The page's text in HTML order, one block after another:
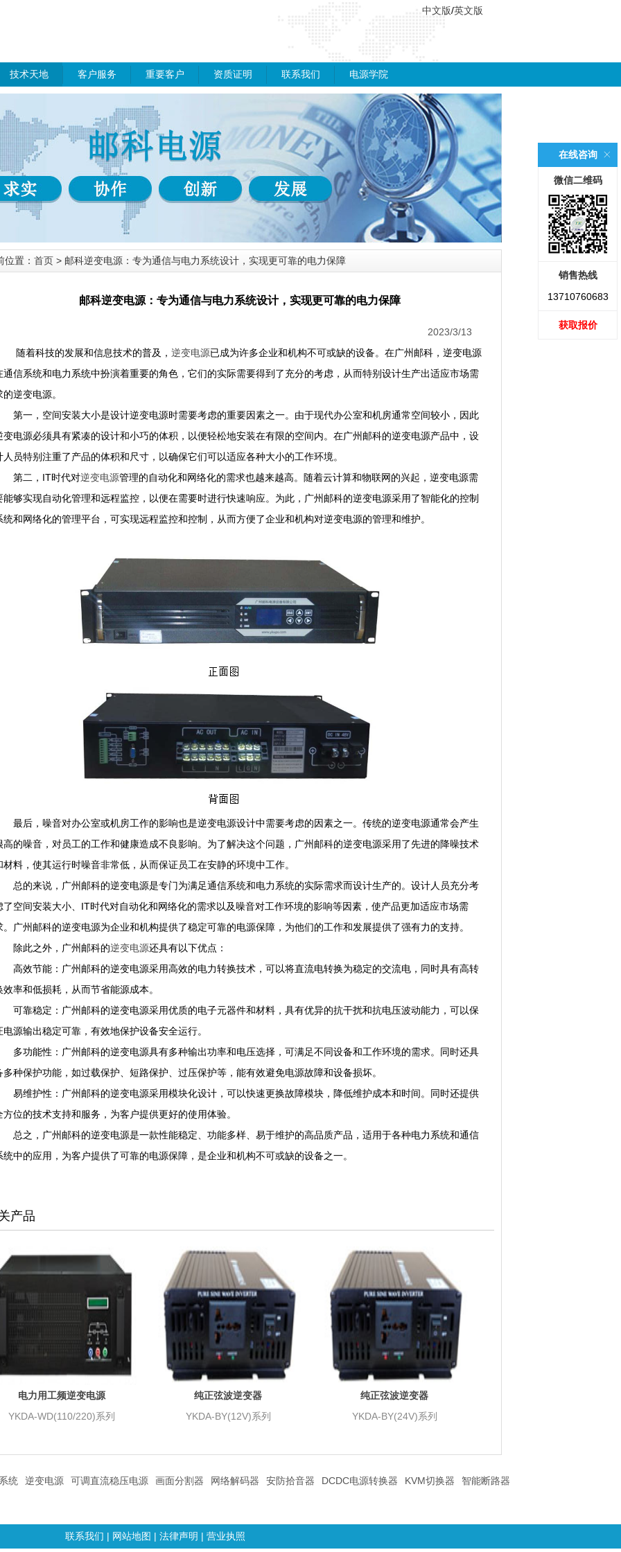
中文版/英文版
技术天地 客户服务 重要客户 资质证明 联系我们 电源学院
位置： 首页 > 邮科逆变电源：专为通信与电力系统设计，实现更可靠的电力保障
邮科逆变电源：专为通信与电力系统设计，实现更可靠的电力保障
2023/3/13
着科技的发展和信息技术的普及， 逆变电源已成为许多企业和机构不可或缺的设备。在广州邮科，逆变电源
通信系统和电力系统中扮演着重要的角色，它们的实际需要得到了充分的考虑，从而特别设计生产出适应市场需
的逆变电源。
一，空间安装大小是设计逆变电源时需要考虑的重要因素之一。由于现代办公室和机房通常空间较小，因此
变电源必须具有紧凑的设计和小巧的体积，以便轻松地安装在有限的空间内。在广州邮科的逆变电源产品中，设
人员特别注重了产品的体积和尺寸，以确保它们可以适应各种大小的工作环境。
二，IT时代对逆变电源管理的自动化和网络化的需求也越来越高。随着云计算和物联网的兴起，逆变电源需
能够实现自动化管理和远程监控，以便在需要时进行快速响应。为此，广州邮科的逆变电源采用了智能化的控制
统和网络化的管理平台，可实现远程监控和控制，从而方便了企业和机构对逆变电源的管理和维护。
后，噪音对办公室或机房工作的影响也是逆变电源设计中需要考虑的因素之一。传统的逆变电源通常会产生
高的噪音，对员工的工作和健康造成不良影响。为了解决这个问题，广州邮科的逆变电源采用了先进的降噪技术
材料，使其运行时噪音非常低，从而保证员工在安静的环境中工作。
的来说，广州邮科的逆变电源是专门为满足通信系统和电力系统的实际需求而设计生产的。设计人员充分考
了空间安装大小、IT时代对自动化和网络化的需求以及噪音对工作环境的影响等因素，使产品更加适应市场需
。广州邮科的逆变电源为企业和机构提供了稳定可靠的电源保障，为他们的工作和发展提供了强有力的支持。
此之外，广州邮科的逆变电源还具有以下优点：
效节能：广州邮科的逆变电源采用高效的电力转换技术，可以将直流电转换为稳定的交流电，同时具有高转
效率和低损耗，从而节省能源成本。
靠稳定：广州邮科的逆变电源采用优质的电子元器件和材料，具有优异的抗干扰和抗电压波动能力，可以保
电源输出稳定可靠，有效地保护设备安全运行。
功能性：广州邮科的逆变电源具有多种输出功率和电压选择，可满足不同设备和工作环境的需求。同时还具
多种保护功能，如过载保护、短路保护、过压保护等，能有效避免电源故障和设备损坏。
维护性：广州邮科的逆变电源采用模块化设计，可以快速更换故障模块，降低维护成本和时间。同时还提供
方位的技术支持和服务，为客户提供更好的使用体验。
之，广州邮科的逆变电源是一款性能稳定、功能多样、易于维护的高品质产品，适用于各种电力系统和通信
统中的应用，为客户提供了可靠的电源保障，是企业和机构不可或缺的设备之一。
产品
电力用工频逆变电源
YKDA-WD(110/220)系列
纯正弦波逆变器
YKDA-BY(12V)系列
纯正弦波逆变器
YKDA-BY(24V)系列
统 逆变电源 可调直流稳压电源 画面分割器 网络解码器 安防拾音器 DCDC电源转换器 KVM切换器 智能断路器
联系我们 | 网站地图 | 法律声明 | 营业执照
在线咨询
微信二维码
销售热线
13710760683
获取报价